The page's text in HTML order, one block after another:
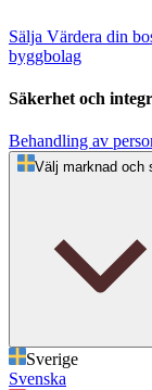
Sälja Värdera din
byggbolag
Säkerhet och
Behandling av
Välj marknad och
Sverige
Svenska